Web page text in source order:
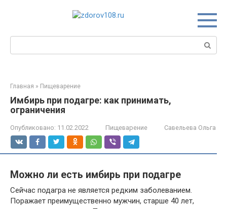
Главная » Пищеварение
Имбирь при подагре: как принимать,
ограничения
Опубликовано: 11.02.2022 Пищеварение Савельева Ольга
Можно ли есть имбирь при подагре
Сейчас подагра не является редким заболеванием.
Поражает преимущественно мужчин, старше 40 лет,